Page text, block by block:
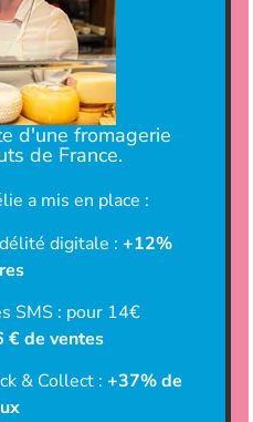
d'une fromagerie
de France.
a mis en place :
digitale : +12%
SMS : pour 14€
€ de ventes
& Collect : +37% de